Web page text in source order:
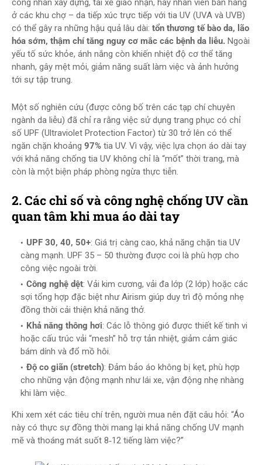
công nhân xây dựng, tài xế giao nhận, hay nhân viên bán hàng
ở các khu chợ – da tiếp xúc trực tiếp với tia UV (UVA và UVB)
có thể gây ra những hậu quả lâu dài: tổn thương tế bào da, lão
hóa sớm, thậm chí tăng nguy cơ mắc các bệnh da liễu. Ngoài
yếu tố sức khỏe, ánh nắng còn khiến nhiệt độ cơ thể tăng
nhanh, gây mệt mỏi, giảm năng suất làm việc và ảnh hưởng
tới sự tập trung.
Một số nghiên cứu (được công bố trên các tạp chí chuyên
ngành da liễu) đã chỉ ra rằng việc sử dụng trang phục có chỉ
số UPF (Ultraviolet Protection Factor) từ 30 trở lên có thể
ngăn chặn khoảng 97% tia UV. Vì vậy, việc lựa chọn áo dài tay
với khả năng chống tia UV không chỉ là “mốt” thời trang, mà
còn là một biện pháp phòng ngừa thực tiễn.
2. Các chỉ số và công nghệ chống UV cần
quan tâm khi mua áo dài tay
UPF 30, 40, 50+: Giá trị càng cao, khả năng chặn tia UV
càng mạnh. UPF 35 – 50 thường được coi là phù hợp cho
công việc ngoài trời.
Công nghệ dệt: Vải kim cương, vải đa lớp (2 lớp) hoặc các
sợi tổng hợp đặc biệt như Airism giúp duy trì độ mỏng nhẹ
đồng thời cải thiện khả năng thở.
Khả năng thông hơi: Các lỗ thông gió được thiết kế tinh vi
hoặc cấu trúc vải “mesh” hỗ trợ tản nhiệt, giảm cảm giác
bám dính và đổ mồ hôi.
Độ co giãn (stretch): Đảm bảo áo không bị kẹt, phù hợp
cho những vận động mạnh như lái xe, vận động nhẹ nhàng
khi làm việc.
Khi xem xét các tiêu chí trên, người mua nên đặt câu hỏi: “Áo
này có thực sự đồng thời mang lại khả năng chống UV mạnh
mẽ và thoáng mát suốt 8‑12 tiếng làm việc?”